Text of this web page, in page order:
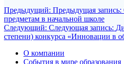
Предыдущий: Предыдущая запись:
предметам в начальной школе
Следующий: Следующая запись:
степени) конкурса «Инновации в
О компании
События в мире образования